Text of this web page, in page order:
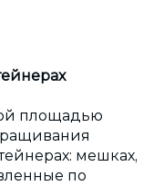
площадью
мешках,
по